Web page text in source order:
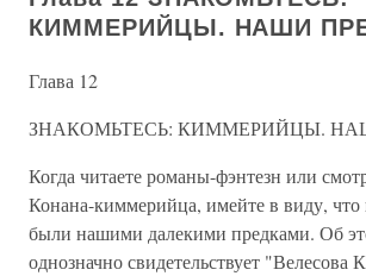
КИММЕРИЙЦЫ. НАШИ
Глава 12
ЗНАКОМЬТЕСЬ: КИММЕРИЙЦЫ.
Когда читаете романы-фэнтезн или
Конана-киммерийца, имейте в виду,
были нашими далекими предками. Об
однозначно свидетельствует "Велесова